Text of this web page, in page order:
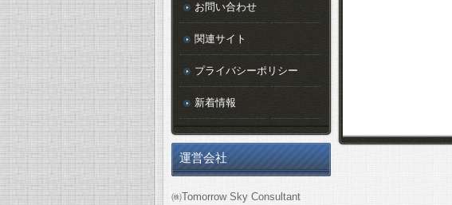
お問い合わせ
関連サイト
プライバシーポリシー
新着情報
運営会社
㈱Tomorrow Sky Consultant